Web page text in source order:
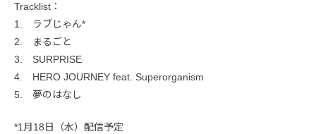
Tracklist：
1. ラブじゃん*
2. まるごと
3. SURPRISE
4. HERO JOURNEY feat. Superorganism
5. 夢のはなし
*1月18日（水）配信予定